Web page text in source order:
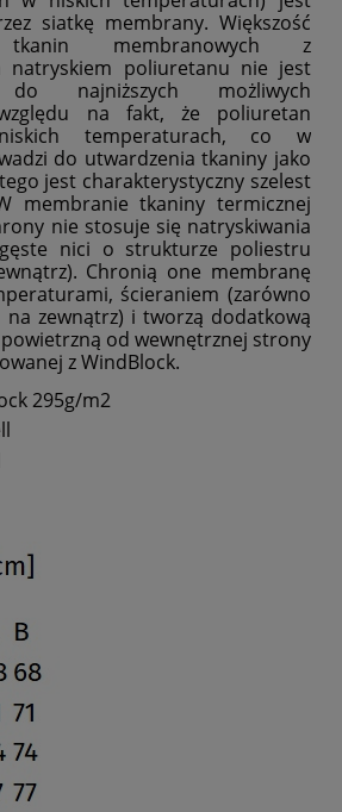
siatkę membrany. Większość
tkanin membranowych z
natryskiem poliuretanu nie jest
do najniższych możliwych
na fakt, że poliuretan
temperaturach, co w
do utwardzenia tkaniny jako
jest charakterystyczny szelest
membranie tkaniny termicznej
nie stosuje się natryskiwania
nici o strukturze poliestru
Chronią one membranę
ścieraniem (zarówno
zewnątrz) i tworzą dodatkową
od wewnętrznej strony
z WindBlock.
295g/m2